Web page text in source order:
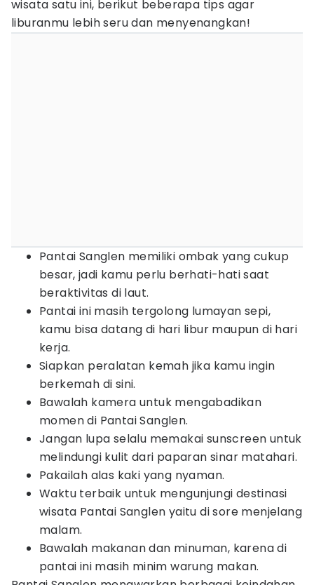
wisata satu ini, berikut beberapa tips agar
liburanmu lebih seru dan menyenangkan!
Pantai Sanglen memiliki ombak yang cukup
besar, jadi kamu perlu berhati-hati saat
beraktivitas di laut.
Pantai ini masih tergolong lumayan sepi,
kamu bisa datang di hari libur maupun di hari
kerja.
Siapkan peralatan kemah jika kamu ingin
berkemah di sini.
Bawalah kamera untuk mengabadikan
momen di Pantai Sanglen.
Jangan lupa selalu memakai sunscreen untuk
melindungi kulit dari paparan sinar matahari.
Pakailah alas kaki yang nyaman.
Waktu terbaik untuk mengunjungi destinasi
wisata Pantai Sanglen yaitu di sore menjelang
malam.
Bawalah makanan dan minuman, karena di
pantai ini masih minim warung makan.